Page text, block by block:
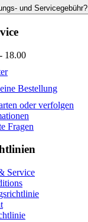
und Servicegebühr?
18.00
Bestellung
oder verfolgen
Fragen
Service